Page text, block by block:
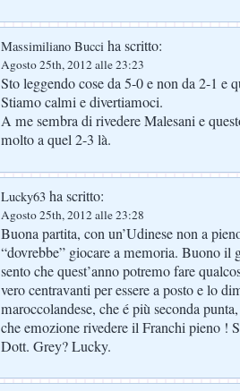
Massimiliano Bucci ha scritto:
Agosto 25th, 2012 alle 23:23
Sto leggendo cose da 5-0 e non da 2-1 e
Stiamo calmi e divertiamoci.
A me sembra di rivedere Malesani e
molto a quel 2-3 là.
Lucky63 ha scritto:
Agosto 25th, 2012 alle 23:28
Buona partita, con un’Udinese non a
“dovrebbe” giocare a memoria. Buono il
sento che quest’anno potremo fare
vero centravanti per essere a posto e lo
maroccolandese, che é più seconda
che emozione rivedere il Franchi pieno !
Dott. Grey? Lucky.